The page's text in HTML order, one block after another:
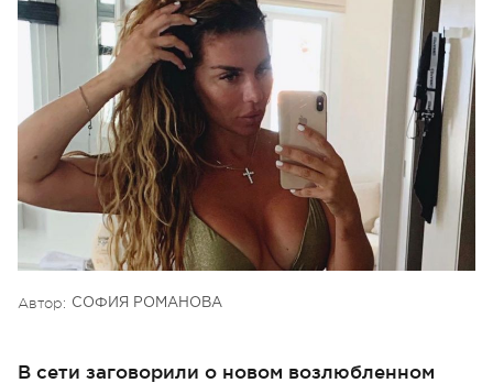
Автор: СОФИЯ РОМАНОВА
В сети заговорили о новом возлюбленном